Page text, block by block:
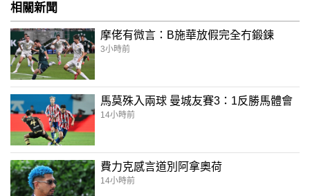
相關新聞
摩佬有微言：B施華放假完全冇鍛鍊
3小時前
馬莫殊入兩球 曼城友賽3：1反勝馬體會
14小時前
費力克感言道別阿拿奧荷
14小時前